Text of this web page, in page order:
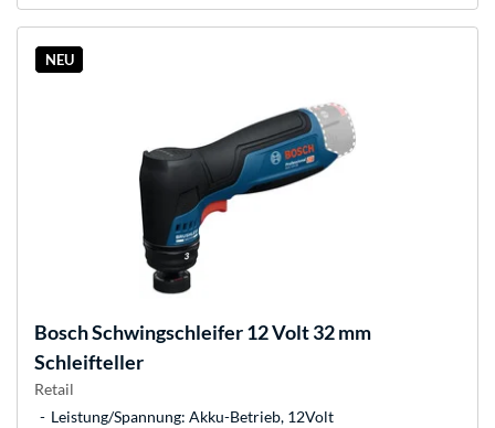
NEU
BoschSchwingschleifer 12 Volt 32 mm
Schleifteller
Retail
Leistung/Spannung: Akku-Betrieb, 12Volt